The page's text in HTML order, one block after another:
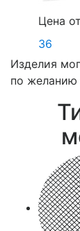
Цена от
36
Изделия
по желанию